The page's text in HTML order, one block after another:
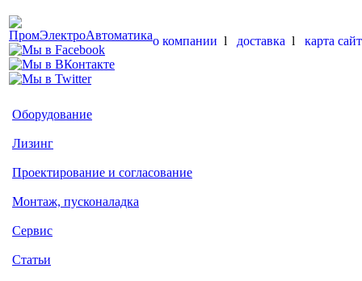
о компании l доставка l карта
Оборудование
Лизинг
Проектирование и согласование
Монтаж, пусконаладка
Сервис
Статьи